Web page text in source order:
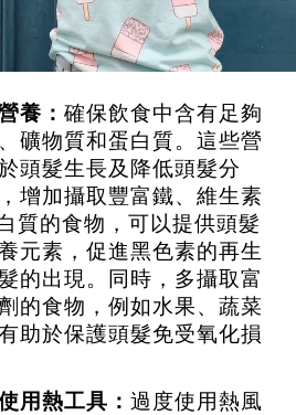
養： 確保飲食中含有足夠
礦物質和蛋白質。這些營
頭髮生長及降低頭髮分
增加攝取豐富鐵、維生素
質的食物，可以提供頭髮
元素，促進黑色素的再生
的出現。同時，多攝取富
的食物，例如水果、蔬菜
助於保護頭髮免受氧化損
用熱工具： 過度使用熱風